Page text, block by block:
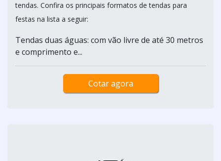
tendas. Confira os principais formatos de tendas para
festas na lista a seguir:
Tendas duas águas: com vão livre de até 30 metros
e comprimento e...
Cotar agora